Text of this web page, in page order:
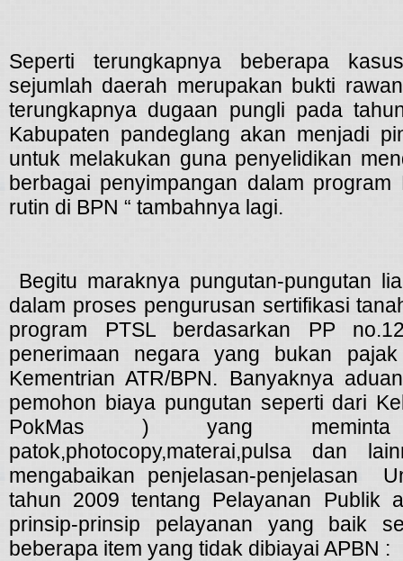
Seperti terungkapnya beberapa
sejumlah daerah merupakan bukti
terungkapnya dugaan pungli pada
Kabupaten pandeglang akan menjadi
untuk melakukan guna penyelidikan
berbagai penyimpangan dalam
rutin di BPN “ tambahnya lagi.
Begitu maraknya pungutan-pungutan
dalam proses pengurusan sertifikasi
program PTSL berdasarkan PP
penerimaan negara yang bukan
Kementrian ATR/BPN. Banyaknya
pemohon biaya pungutan seperti dari
PokMas ) yang
patok,photocopy,materai,pulsa dan
mengabaikan penjelasan-penjelasan
tahun 2009 tentang Pelayanan Publik
prinsip-prinsip pelayanan yang baik
beberapa item yang tidak dibiayai APBN :